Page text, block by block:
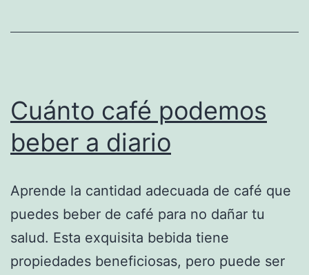
Cuánto café podemos
beber a diario
Aprende la cantidad adecuada de café que
puedes beber de café para no dañar tu
salud. Esta exquisita bebida tiene
propiedades beneficiosas, pero puede ser